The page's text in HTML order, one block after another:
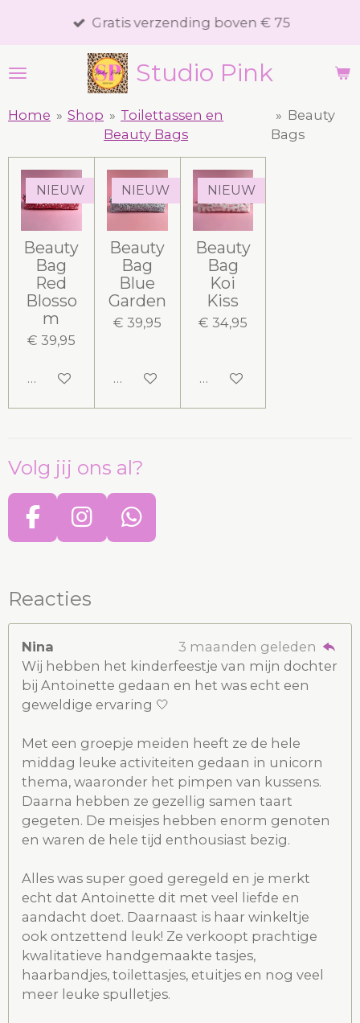
de
Studio Pink
Gratis verzending boven € 75
Home » Shop » Toilettassen en
Beauty Bags
» Beauty
Bags
NIEUW
Beauty
Bag
Red
Blosso
m
€ 39,95
In winkelwagen
NIEUW
Beauty
Bag
Blue
Garden
€ 39,95
In winkelwagen
NIEUW
Beauty
Bag
Koi
Kiss
€ 34,95
In winkelwagen
Volg jij ons al?
F
e
b
o
o
k
I
t
a
r
a
m
W
s
p
p
Reacties
Nina
3 maanden geleden
Wij hebben het kinderfeestje van mijn dochter
bij Antoinette gedaan en het was echt een
geweldige ervaring 🤍
Met een groepje meiden heeft ze de hele
middag leuke activiteiten gedaan in unicorn
thema, waaronder het pimpen van kussens.
Daarna hebben ze gezellig samen taart
gegeten. De meisjes hebben enorm genoten
en waren de hele tijd enthousiast bezig.
Alles was super goed geregeld en je merkt
echt dat Antoinette dit met veel liefde en
aandacht doet. Daarnaast is haar winkeltje
ook ontzettend leuk! Ze verkoopt prachtige
kwalitatieve handgemaakte tasjes,
haarbandjes, toilettasjes, etuitjes en nog veel
meer leuke spulletjes.